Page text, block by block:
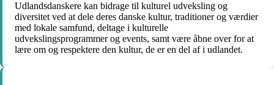
Udlandsdanskere kan bidrage til kulturel udveksling og
diversitet ved at dele deres danske kultur, traditioner og værdier
med lokale samfund, deltage i kulturelle
udvekslingsprogrammer og events, samt være åbne over for at
lære om og respektere den kultur, de er en del af i udlandet.